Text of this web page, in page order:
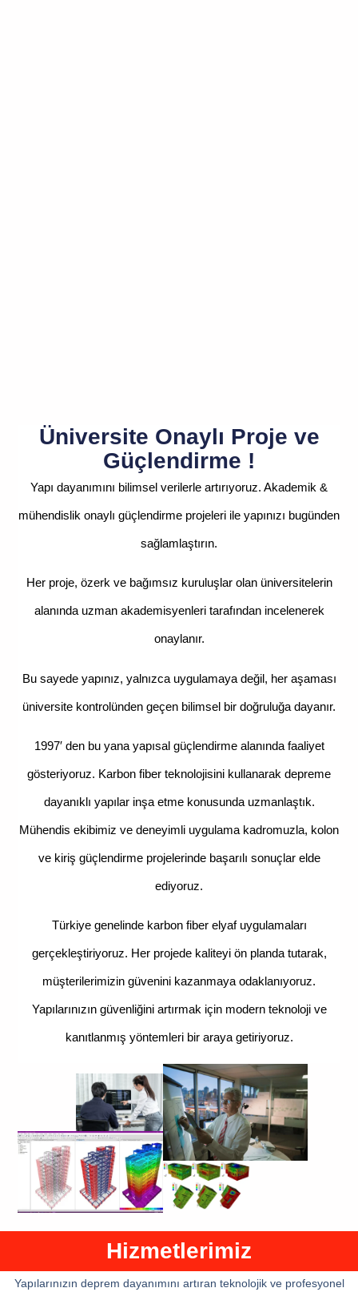
Üniversite Onaylı Proje ve
Güçlendirme !
Yapı dayanımını bilimsel verilerle artırıyoruz. Akademik &
mühendislik onaylı güçlendirme projeleri ile yapınızı bugünden
sağlamlaştırın.
Her proje, özerk ve bağımsız kuruluşlar olan üniversitelerin
alanında uzman akademisyenleri tarafından incelenerek
onaylanır.
Bu sayede yapınız, yalnızca uygulamaya değil, her aşaması
üniversite kontrolünden geçen bilimsel bir doğruluğa dayanır.
1997′ den bu yana yapısal güçlendirme alanında faaliyet
gösteriyoruz. Karbon fiber teknolojisini kullanarak depreme
dayanıklı yapılar inşa etme konusunda uzmanlaştık.
Mühendis ekibimiz ve deneyimli uygulama kadromuzla, kolon
ve kiriş güçlendirme projelerinde başarılı sonuçlar elde
ediyoruz.
Türkiye genelinde karbon fiber elyaf uygulamaları
gerçekleştiriyoruz. Her projede kaliteyi ön planda tutarak,
müşterilerimizin güvenini kazanmaya odaklanıyoruz.
Yapılarınızın güvenliğini artırmak için modern teknoloji ve
kanıtlanmış yöntemleri bir araya getiriyoruz.
Hizmetlerimiz
Yapılarınızın deprem dayanımını artıran teknolojik ve profesyonel